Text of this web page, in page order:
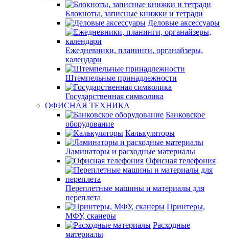
Блокноты, записные книжки и тетради
Деловые аксессуары
Ежедневники, планинги, органайзеры,
календари
Штемпельные принадлежности
Государственная символика
ОФИСНАЯ ТЕХНИКА
Банковское
оборудование
Калькуляторы
Ламинаторы и расходные материалы
Офисная телефония
Переплетные машины и материалы для
переплета
Принтеры,
МФУ, сканеры
Расходные
материалы